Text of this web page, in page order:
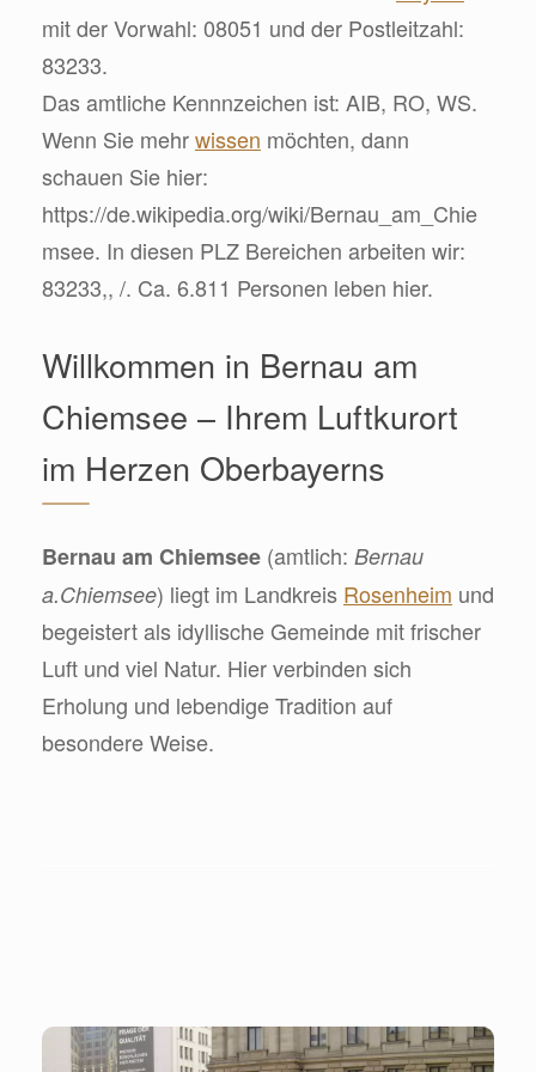
mit der Vorwahl: 08051 und der Postleitzahl:
83233.
Das amtliche Kennnzeichen ist: AIB, RO, WS.
Wenn Sie mehrwissen möchten, dann
schauen Sie hier:
https://de.wikipedia.org/wiki/Bernau_am_Chie
msee. In diesen PLZ Bereichen arbeiten wir:
83233,, /. Ca. 6.811 Personen leben hier.
Willkommen in Bernau am
Chiemsee – Ihrem Luftkurort
im Herzen Oberbayerns
Bernau am Chiemsee (amtlich: Bernau
a.Chiemsee) liegt im Landkreis Rosenheim und
begeistert als idyllische Gemeinde mit frischer
Luft und viel Natur. Hier verbinden sich
Erholung und lebendige Tradition auf
besondere Weise.